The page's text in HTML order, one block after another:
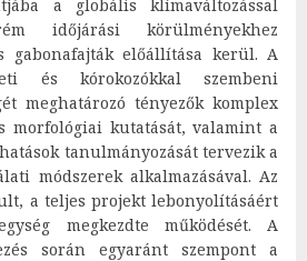
a globális klímaváltozással
időjárási körülményekhez
gabonafajták előállítása kerül. A
és kórokozókkal szembeni
meghatározó tényezők komplex
morfológiai kutatását, valamint a
tanulmányozását tervezik a
módszerek alkalmazásával. Az
a teljes projekt lebonyolításáért
megkezdte működését. A
során egyaránt szempont a